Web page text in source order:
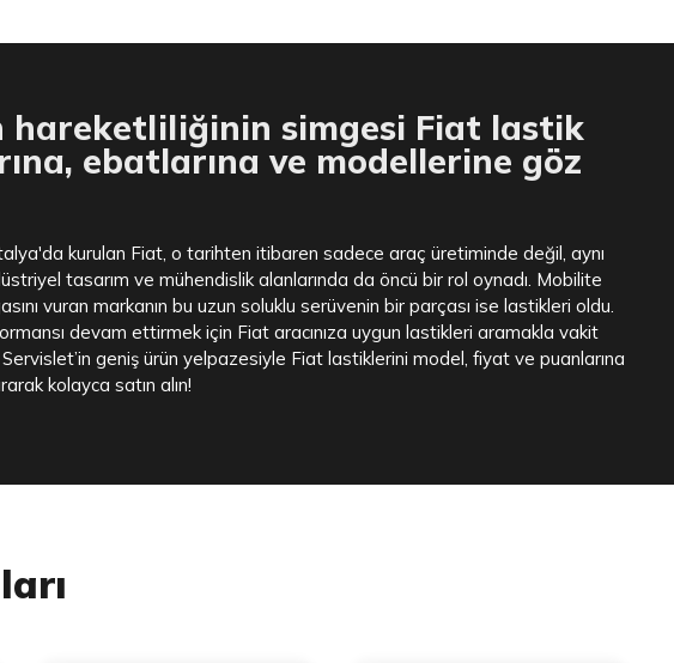
hareketliliğinin simgesi Fiat lastik
ebatlarına ve modellerine göz
kurulan Fiat, o tarihten itibaren sadece araç üretiminde değil, aynı
tasarım ve mühendislik alanlarında da öncü bir rol oynadı. Mobilite
vuran markanın bu uzun soluklu serüvenin bir parçası ise lastikleri oldu.
devam ettirmek için Fiat aracınıza uygun lastikleri aramakla vakit
geniş ürün yelpazesiyle Fiat lastiklerini model, fiyat ve puanlarına
kolayca satın alın!